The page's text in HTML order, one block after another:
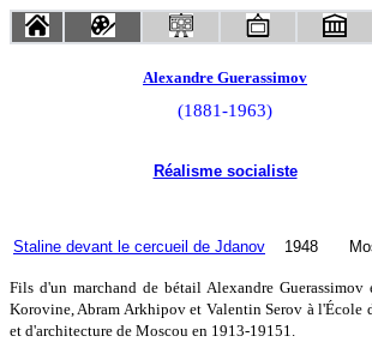
Alexandre Guerassimov
(1881-1963)
Réalisme socialiste
Staline devant le cercueil de Jdanov 1948
Fils d'un marchand de bétail Alexandre Guerassimov
Korovine, Abram Arkhipov et Valentin Serov à l'École
et d'architecture de Moscou en 1913-19151.